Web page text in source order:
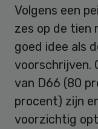
Volgens een
zes op de tien
goed idee als
voorschrijven.
van D66 (80
procent) zijn
voorzichtig